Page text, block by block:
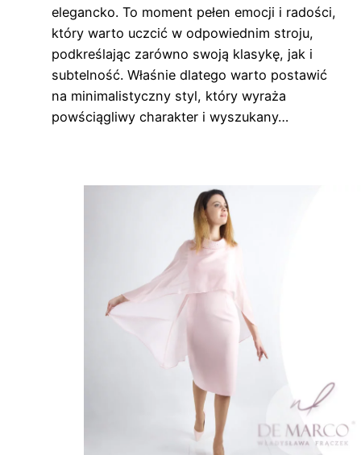
elegancko. To moment pełen emocji i radości,
który warto uczcić w odpowiednim stroju,
podkreślając zarówno swoją klasykę, jak i
subtelność. Właśnie dlatego warto postawić
na minimalistyczny styl, który wyraża
powściągliwy charakter i wyszukany…